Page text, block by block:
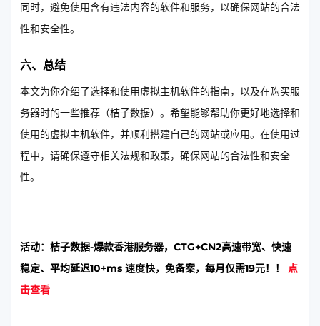
同时，避免使用含有违法内容的软件和服务，以确保网站的合法
性和安全性。
六、总结
本文为你介绍了选择和使用虚拟主机软件的指南，以及在购买服
务器时的一些推荐（桔子数据）。希望能够帮助你更好地选择和
使用的虚拟主机软件，并顺利搭建自己的网站或应用。在使用过
程中，请确保遵守相关法规和政策，确保网站的合法性和安全
性。
活动：桔子数据-爆款香港服务器，CTG+CN2高速带宽、快速
稳定、平均延迟10+ms 速度快，免备案，每月仅需19元！！ 点
击查看